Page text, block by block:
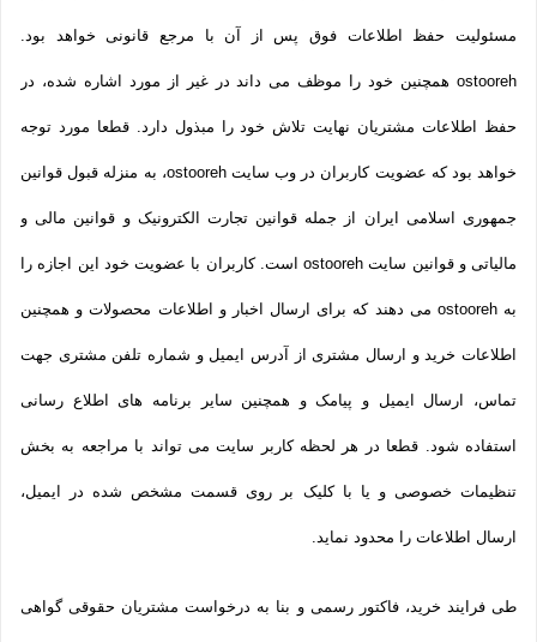
مسئولیت حفظ اطلاعات فوق پس از آن با مرجع قانونی خواهد بود.
ostooreh همچنین خود را موظف می داند در غیر از مورد اشاره شده، در
حفظ اطلاعات مشتریان نهایت تلاش خود را مبذول دارد. قطعا مورد توجه
خواهد بود که عضویت کاربران در وب سایت ostooreh، به منزله قبول قوانین
جمهوری اسلامی ایران از جمله قوانین تجارت الکترونیک و قوانین مالی و
مالیاتی و قوانین سایت ostooreh است. کاربران با عضویت خود این اجازه را
به ostooreh می دهند که برای ارسال اخبار و اطلاعات محصولات و همچنین
اطلاعات خرید و ارسال مشتری از آدرس ایمیل و شماره تلفن مشتری جهت
تماس، ارسال ایمیل و پیامک و همچنین سایر برنامه های اطلاع رسانی
استفاده شود. قطعا در هر لحظه کاربر سایت می تواند با مراجعه به بخش
تنظیمات خصوصی و یا با کلیک بر روی قسمت مشخص شده در ایمیل،
ارسال اطلاعات را محدود نماید.
طی فرایند خرید، فاکتور رسمی و بنا به درخواست مشتریان حقوقی گواهی